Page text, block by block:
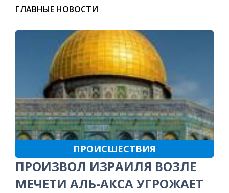
ГЛАВНЫЕ НОВОСТИ
ПРОИСШЕСТВИЯ
ПРОИЗВОЛ ИЗРАИЛЯ ВОЗЛЕ
МЕЧЕТИ АЛЬ-АКСА УГРОЖАЕТ